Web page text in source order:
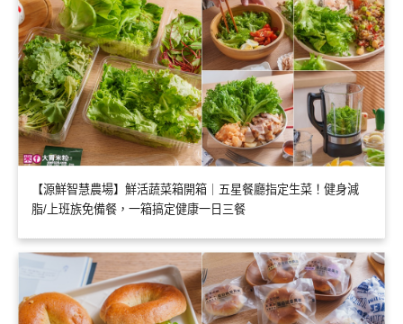
【源鮮智慧農場】鮮活蔬菜箱開箱｜五星餐廳指定生菜！健身減
脂/上班族免備餐，一箱搞定健康一日三餐